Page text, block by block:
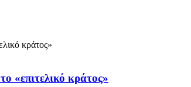
«επιτελικό κράτος»